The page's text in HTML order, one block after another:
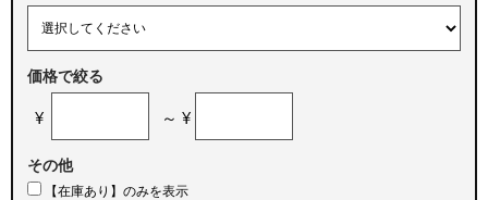
価格で絞る
¥ ～ ¥
その他
【在庫あり】のみを表示